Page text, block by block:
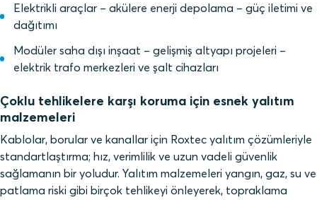
Elektrikli araçlar – akülere enerji depolama – güç iletimi ve
dağıtımı
Modüler saha dışı inşaat – gelişmiş altyapı projeleri –
elektrik trafo merkezleri ve şalt cihazları
Çoklu tehlikelere karşı koruma için esnek yalıtım
malzemeleri
Kablolar, borular ve kanallar için Roxtec yalıtım çözümleriyle
standartlaştırma; hız, verimlilik ve uzun vadeli güvenlik
sağlamanın bir yoludur. Yalıtım malzemeleri yangın, gaz, su ve
patlama riski gibi birçok tehlikeyi önleyerek, topraklama